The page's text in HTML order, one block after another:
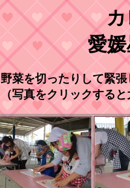
愛
野菜を切ったりして緊
（写真をクリックする